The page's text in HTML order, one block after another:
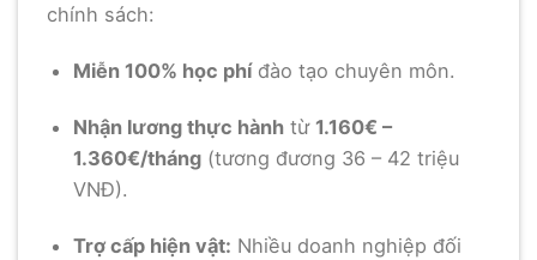
chính sách:
Miễn 100% học phíđào tạo chuyên môn.
Nhận lương thực hànhtừ 1.160€ –
1.360€/tháng(tương đương 36 – 42 triệu
VNĐ).
Trợ cấp hiện vật: Nhiều doanh nghiệp đối